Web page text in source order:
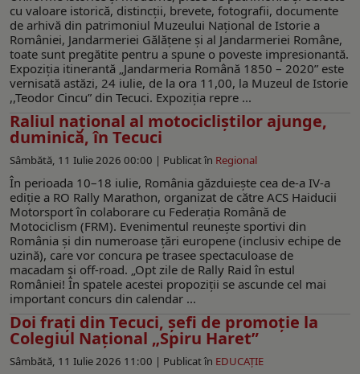
cu valoare istorică, distincții, brevete, fotografii, documente
de arhivă din patrimoniul Muzeului Național de Istorie a
României, Jandarmeriei Gălățene și al Jandarmeriei Române,
toate sunt pregătite pentru a spune o poveste impresionantă.
Expoziția itinerantă „Jandarmeria Română 1850 – 2020” este
vernisată astăzi, 24 iulie, de la ora 11,00, la Muzeul de Istorie
,,Teodor Cincu” din Tecuci. Expoziția repre ...
Raliul național al motocicliștilor ajunge,
duminică, în Tecuci
Sâmbătă, 11 Iulie 2026 00:00 | Publicat în Regional
În perioada 10–18 iulie, România găzduiește cea de-a IV-a
ediție a RO Rally Marathon, organizat de către ACS Haiducii
Motorsport în colaborare cu Federația Română de
Motociclism (FRM). Evenimentul reunește sportivi din
România și din numeroase țări europene (inclusiv echipe de
uzină), care vor concura pe trasee spectaculoase de
macadam și off-road. „Opt zile de Rally Raid în estul
României! În spatele acestei propoziții se ascunde cel mai
important concurs din calendar ...
Doi frați din Tecuci, șefi de promoție la
Colegiul Naţional „Spiru Haret”
Sâmbătă, 11 Iulie 2026 11:00 | Publicat în EDUCAŢIE